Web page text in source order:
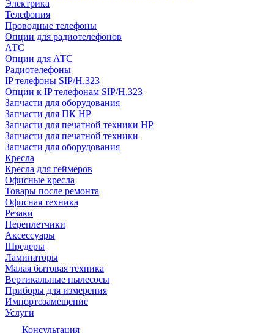
Электрика
Телефония
Проводные телефоны
Опции для радиотелефонов
АТС
Опции для АТС
Радиотелефоны
IP телефоны SIP/H.323
Опции к IP телефонам SIP/H.323
Запчасти для оборудования
Запчасти для ПК HP
Запчасти для печатной техники HP
Запчасти для печатной техники
Запчасти для оборудования
Кресла
Кресла для геймеров
Офисные кресла
Товары после ремонта
Офисная техника
Резаки
Переплетчики
Аксессуары
Шредеры
Ламинаторы
Малая бытовая техника
Вертикальные пылесосы
Приборы для измерения
Импортозамещение
Услуги
Консультация